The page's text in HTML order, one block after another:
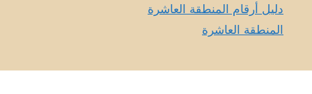
دليل أرقام المنطقة العاشرة
المنطقة العاشرة